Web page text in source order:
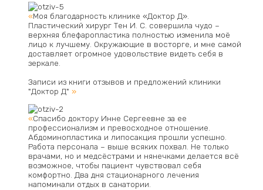
«Моя благодарность клинике «Доктор Д».
Пластический хирург Тен И. С. совершила чудо –
верхняя блефаропластика полностью изменила моё
лицо к лучшему. Окружающие в восторге, и мне самой
доставляет огромное удовольствие видеть себя в
зеркале.
Записи из книги отзывов и предложений клиники
"Доктор Д" »
«Спасибо доктору Инне Сергеевне за ее
профессионализм и превосходное отношение.
Абдоминопластика и липосакция прошли успешно.
Работа персонала – выше всяких похвал. Не только
врачами, но и медсёстрами и нянечками делается всё
возможное, чтобы пациент чувствовал себя
комфортно. Два дня стационарного лечения
напоминали отдых в санатории.